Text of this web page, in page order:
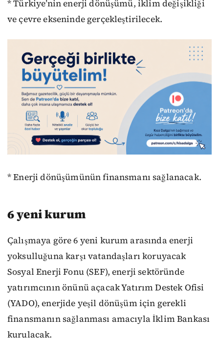
* Türkiye’nin enerji dönüşümü, iklim değişikliği
ve çevre ekseninde gerçekleştirilecek.
* Enerji dönüşümünün finansmanı sağlanacak.
6 yeni kurum
Çalışmaya göre 6 yeni kurum arasında enerji
yoksulluğuna karşı vatandaşları koruyacak
Sosyal Enerji Fonu (SEF), enerji sektöründe
yatırımcının önünü açacak Yatırım Destek Ofisi
(YADO), enerjide yeşil dönüşüm için gerekli
finansmanın sağlanması amacıyla İklim Bankası
kurulacak.